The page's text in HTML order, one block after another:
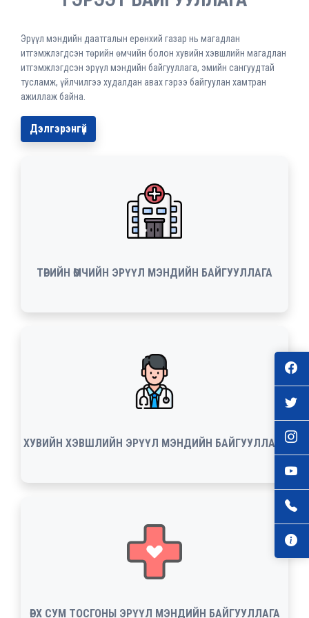
Эрүүл мэндийн даатгалын ерөнхий газар нь магадлан
итгэмжлэгдсэн төрийн өмчийн болон хувийн хэвшлийн магадлан
итгэмжлэгдсэн эрүүл мэндийн байгууллага, эмийн сангуудтай
тусламж, үйлчилгээ худалдан авах гэрээ байгуулан хамтран
ажиллаж байна.
Дэлгэрэнгүй
ТӨРИЙН ӨМЧИЙН ЭРҮҮЛ МЭНДИЙН БАЙГУУЛЛАГА
ХУВИЙН ХЭВШЛИЙН ЭРҮҮЛ МЭНДИЙН БАЙГУУЛЛАГА
ӨРХ СУМ ТОСГОНЫ ЭРҮҮЛ МЭНДИЙН БАЙГУУЛЛАГА